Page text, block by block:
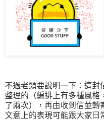
不過老頭要說明一下：這封
整理的（編排上有多種風格
了兩次），再由收到信並轉
文意上的表現可能跟大家日